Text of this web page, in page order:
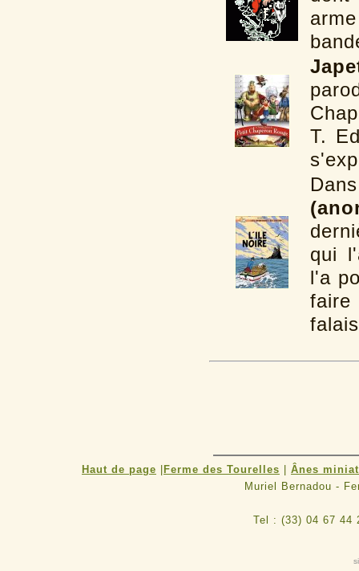
T.
qui
l'a
Haut de page Ferme des Tourelles
Ânes
Muriel Bernadou -
Tel : (33) 04 67 44